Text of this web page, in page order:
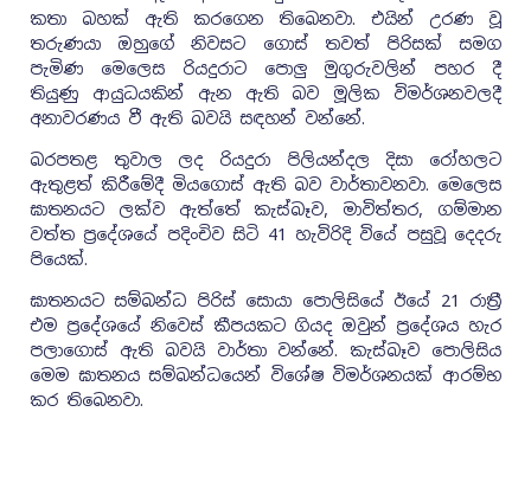
කතා බහක් ඇති කරගෙන තිබෙනවා. එයින් උරණ වූ
තරුණයා ඔහුගේ නිවසට ගොස් තවත් පිරිසක් සමග
පැමිණ මෙලෙස රියදුරාට පොලු මුගුරුවලින් පහර දී
තියුණු ආයුධයකින් ඇන ඇති බව මූලික විමර්ශනවලදී
අනාවරණය වී ඇති බවයි සඳහන් වන්නේ.
බරපතළ තුවාල ලද රියදුරා පිලියන්දල දිසා රෝහලට
ඇතුළත් කිරීමේදී මියගොස් ඇති බව වාර්තාවනවා. මෙලෙස
ඝාතනයට ලක්ව ඇත්තේ කැස්බෑව, මාවිත්තර, ගම්මාන
වත්ත ප්‍රදේශයේ පදිංචිව සිටි 41 හැවිරිදි වියේ පසුවූ දෙදරු
පියෙක්.
ඝාතනයට සම්බන්ධ පිරිස් සොයා පොලිසියේ ඊයේ 21 රාත්‍රී
එම ප්‍රදේශයේ නිවෙස් කීපයකට ගියද ඔවුන් ප්‍රදේශය හැර
පලාගොස් ඇති බවයි වාර්තා වන්නේ. කැස්බෑව පොලිසිය
මෙම ඝාතනය සම්බන්ධයෙන් විශේෂ විමර්ශනයක් ආරම්භ
කර තිබෙනවා.